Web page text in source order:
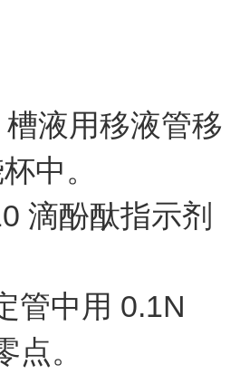
液用移液管移
中。
滴酚酞指示剂
管中用 0.1N
点。